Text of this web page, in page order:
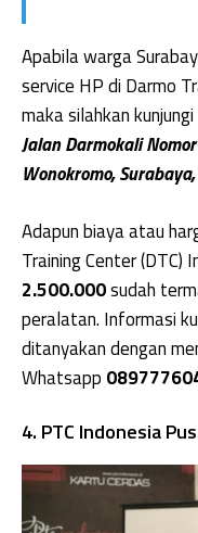
Apabila warga
service HP di Darmo
maka silahkan
Jalan Darmokali
Wonokromo,
Adapun biaya atau
Training Center (DTC)
2.500.000sudah
peralatan. Informasi
ditanyakan dengan
Whatsapp
4. PTC Indonesia